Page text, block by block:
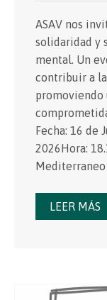
ASAV nos
solidaridad y
mental. Un
contribuir a
promoviendo
Fecha: 16 de
2026Hora:
Mediterraneo
LEER MÁS